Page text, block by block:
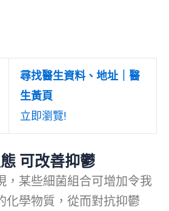
尋找醫生資料、地址｜醫
生黃頁
立即瀏覽!
可改善抑鬱
，某些細菌組合可增加令我
化學物質，從而對抗抑鬱